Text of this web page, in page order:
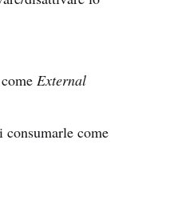
comeExternal
consumarle come